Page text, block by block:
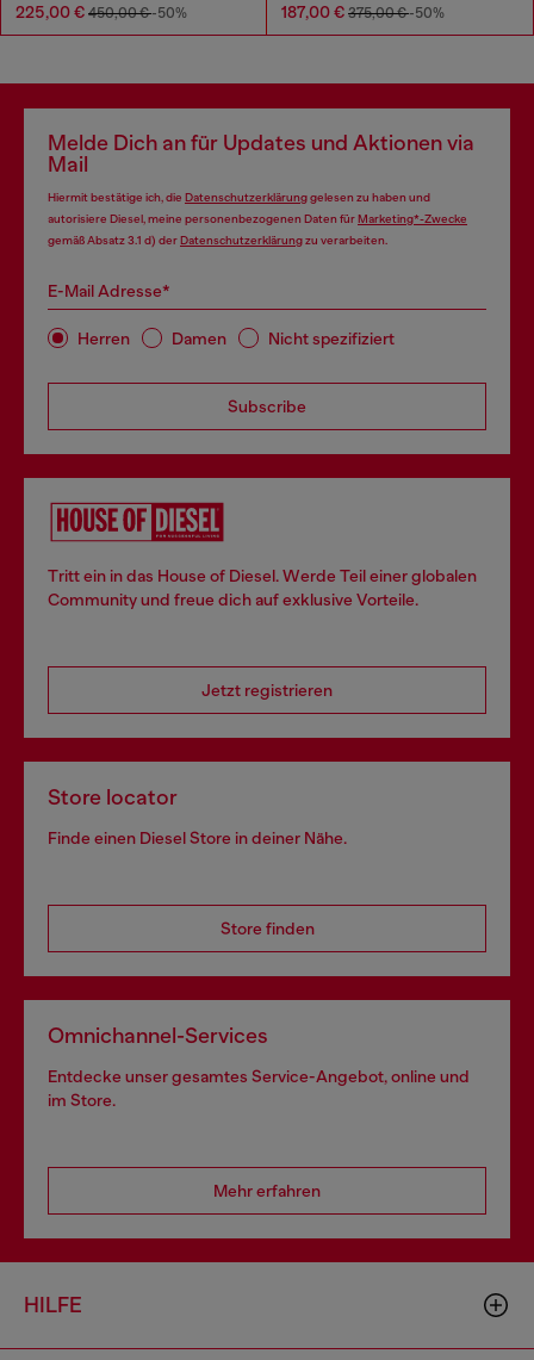
225,00 € 450,00 €-50% 187,00 € 375,00 €-50%
Melde Dich an für Updates und Aktionen via
Mail
Hiermit bestätige ich, die Datenschutzerklärunggelesen zu haben und
autorisiere Diesel, meine personenbezogenen Daten fürMarketing*-Zwecke
gemäß Absatz 3.1 d) derDatenschutzerklärungzu verarbeiten.
E-Mail Adresse*
Herren Damen Nicht spezifiziert
Subscribe
Tritt ein in das House of Diesel. Werde Teil einer globalen
Community und freue dich auf exklusive Vorteile.
Jetzt registrieren
Store locator
Finde einen Diesel Store in deiner Nähe.
Store finden
Omnichannel-Services
Entdecke unser gesamtes Service-Angebot, online und
im Store.
Mehr erfahren
HILFE